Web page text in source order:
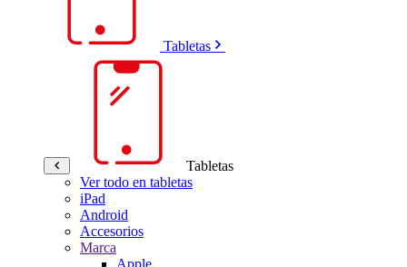
Tabletas
Tabletas
Ver todo en tabletas
iPad
Android
Accesorios
Marca
Apple